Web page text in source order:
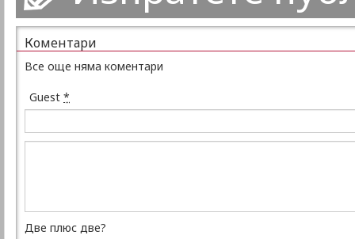
Коментари
Все още няма коментари
Guest *
Две плюс две?